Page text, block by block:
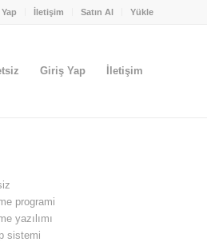
İletişim Satın Al Yükle
Giriş Yap İletişim
programi
yazılımı
sistemi